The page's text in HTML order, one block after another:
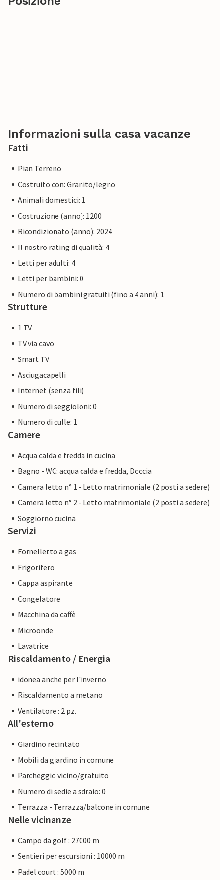
Informazioni sulla casa vacanze
Fatti
Pian Terreno
Costruito con: Granito/legno
Animali domestici: 1
Costruzione (anno): 1200
Ricondizionato (anno): 2024
Il nostro rating di qualità: 4
Letti per adulti: 4
Letti per bambini: 0
Numero di bambini gratuiti (fino a 4 anni): 1
Strutture
1 TV
TV via cavo
Smart TV
Asciugacapelli
Internet (senza fili)
Numero di seggioloni: 0
Numero di culle: 1
Camere
Acqua calda e fredda in cucina
Bagno - WC: acqua calda e fredda, Doccia
Camera letto n° 1 - Letto matrimoniale (2 posti a sedere)
Camera letto n° 2 - Letto matrimoniale (2 posti a sedere)
Soggiorno cucina
Servizi
Fornelletto a gas
Frigorifero
Cappa aspirante
Congelatore
Macchina da caffè
Microonde
Lavatrice
Riscaldamento / Energia
idonea anche per l'inverno
Riscaldamento a metano
Ventilatore : 2 pz.
All'esterno
Giardino recintato
Mobili da giardino in comune
Parcheggio vicino/gratuito
Numero di sedie a sdraio: 0
Terrazza - Terrazza/balcone in comune
Nelle vicinanze
Campo da golf : 27000 m
Sentieri per escursioni : 10000 m
Padel court : 5000 m